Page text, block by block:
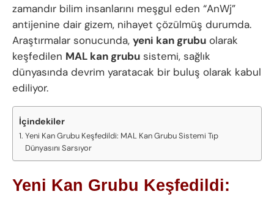
zamandır bilim insanlarını meşgul eden “AnWj”
antijenine dair gizem, nihayet çözülmüş durumda.
Araştırmalar sonucunda, yeni kan grubu olarak
keşfedilen MAL kan grubu sistemi, sağlık
dünyasında devrim yaratacak bir buluş olarak kabul
ediliyor.
İçindekiler
Yeni Kan Grubu Keşfedildi: MAL Kan Grubu Sistemi Tıp
Dünyasını Sarsıyor
Yeni Kan Grubu Keşfedildi: